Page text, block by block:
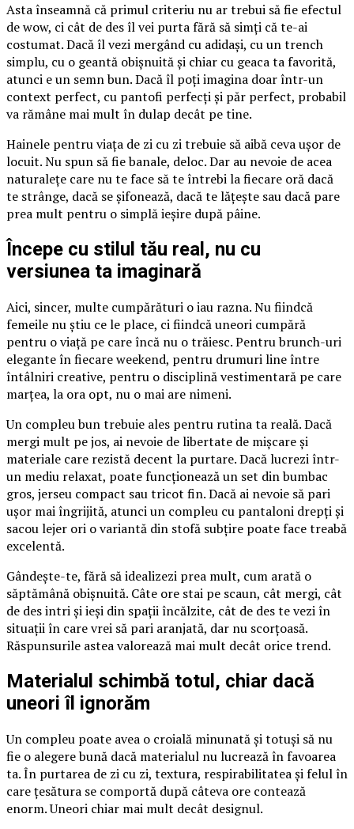
Asta înseamnă că primul criteriu nu ar trebui să fie efectul
de wow, ci cât de des îl vei purta fără să simți că te-ai
costumat. Dacă îl vezi mergând cu adidași, cu un trench
simplu, cu o geantă obișnuită și chiar cu geaca ta favorită,
atunci e un semn bun. Dacă îl poți imagina doar într-un
context perfect, cu pantofi perfecți și păr perfect, probabil
va rămâne mai mult în dulap decât pe tine.
Hainele pentru viața de zi cu zi trebuie să aibă ceva ușor de
locuit. Nu spun să fie banale, deloc. Dar au nevoie de acea
naturalețe care nu te face să te întrebi la fiecare oră dacă
te strânge, dacă se șifonează, dacă te lățește sau dacă pare
prea mult pentru o simplă ieșire după pâine.
Începe cu stilul tău real, nu cu
versiunea ta imaginară
Aici, sincer, multe cumpărături o iau razna. Nu fiindcă
femeile nu știu ce le place, ci fiindcă uneori cumpără
pentru o viață pe care încă nu o trăiesc. Pentru brunch-uri
elegante în fiecare weekend, pentru drumuri line între
întâlniri creative, pentru o disciplină vestimentară pe care
marțea, la ora opt, nu o mai are nimeni.
Un compleu bun trebuie ales pentru rutina ta reală. Dacă
mergi mult pe jos, ai nevoie de libertate de mișcare și
materiale care rezistă decent la purtare. Dacă lucrezi într-
un mediu relaxat, poate funcționează un set din bumbac
gros, jerseu compact sau tricot fin. Dacă ai nevoie să pari
ușor mai îngrijită, atunci un compleu cu pantaloni drepți și
sacou lejer ori o variantă din stofă subțire poate face treabă
excelentă.
Gândește-te, fără să idealizezi prea mult, cum arată o
săptămână obișnuită. Câte ore stai pe scaun, cât mergi, cât
de des intri și ieși din spații încălzite, cât de des te vezi în
situații în care vrei să pari aranjată, dar nu scorțoasă.
Răspunsurile astea valorează mai mult decât orice trend.
Materialul schimbă totul, chiar dacă
uneori îl ignorăm
Un compleu poate avea o croială minunată și totuși să nu
fie o alegere bună dacă materialul nu lucrează în favoarea
ta. În purtarea de zi cu zi, textura, respirabilitatea și felul în
care țesătura se comportă după câteva ore contează
enorm. Uneori chiar mai mult decât designul.